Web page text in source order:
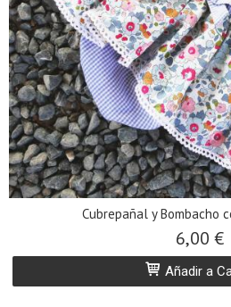
Cubrepañal y Bombacho
6,00 €
Añadir a